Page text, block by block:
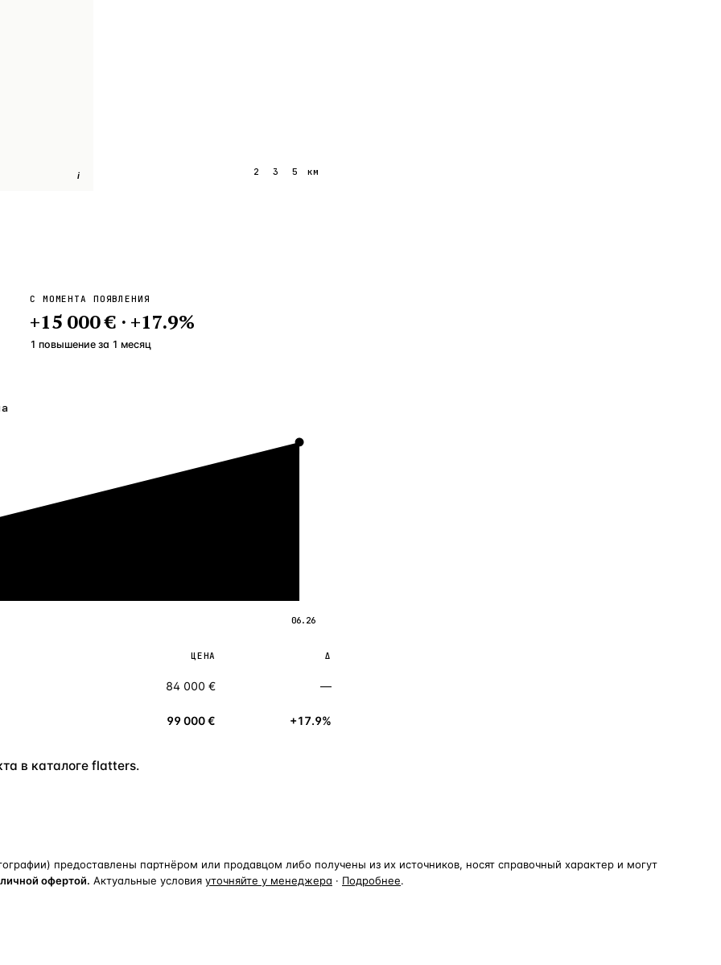
i 2 3 5 км
С МОМЕНТА ПОЯВЛЕНИЯ
+15 000 €· +17.9%
1 повышение за 1 месяц
06.26
ЦЕНА Δ
84 000 € —
99 000 € +17.9%
в каталоге flatters.
предоставлены партнёром или продавцом либо получены из их источников, носят справочный характер и могут
офертой. Актуальные условия уточняйте у менеджера · Подробнее.